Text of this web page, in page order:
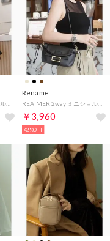
REAIMER 2way ミニショルダーバッグ ハンドバッグ （BKBR）
Rename
REAIMER 2way ミニショルダーバッグ ハンドバッグ （BK）
￥3,960
42%OFF